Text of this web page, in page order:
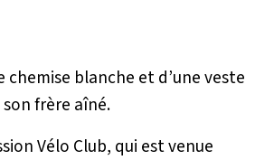
chemise blanche et d’une veste
frère aîné.
Vélo Club, qui est venue